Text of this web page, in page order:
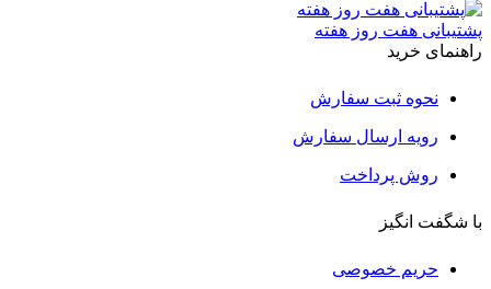
پشتیبانی هفت روز هفته
راهنمای خرید
نحوه ثبت سفارش
رویه ارسال سفارش
روش پرداخت
با شگفت انگیز
حریم خصوصی